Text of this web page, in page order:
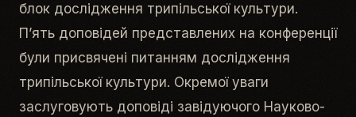
блок дослідження трипільської культури.
П’ять доповідей представлених на конференції
були присвячені питанням дослідження
трипільської культури. Окремої уваги
заслуговують доповіді завідуючого Науково-